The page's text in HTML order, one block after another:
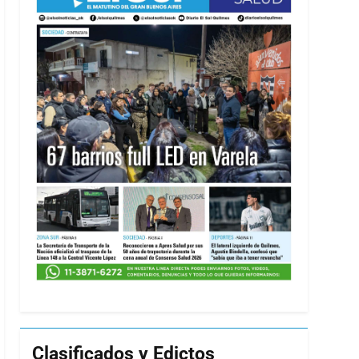
Clasificados y Edictos